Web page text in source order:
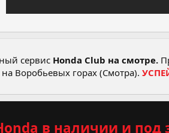
сервис Honda Club на смотре.
Воробьевых горах (Смотра).
в наличии и под